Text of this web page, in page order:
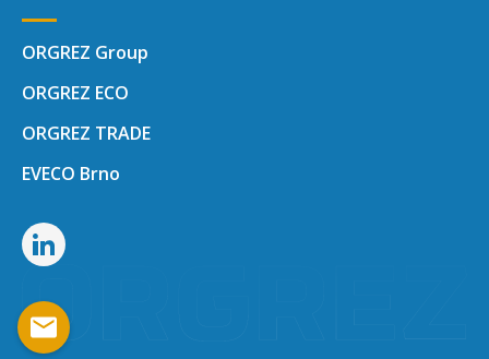
ORGREZ Group
ORGREZ ECO
ORGREZ TRADE
EVECO Brno